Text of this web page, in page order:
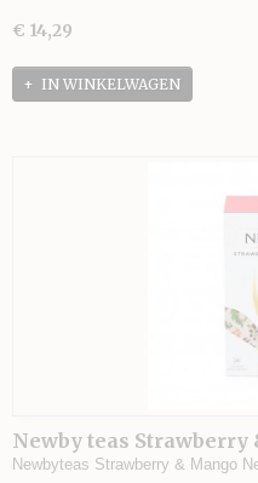
€ 14,29
IN WINKELWAGEN
Newby teas Strawberry
Newbyteas Strawberry & Mango